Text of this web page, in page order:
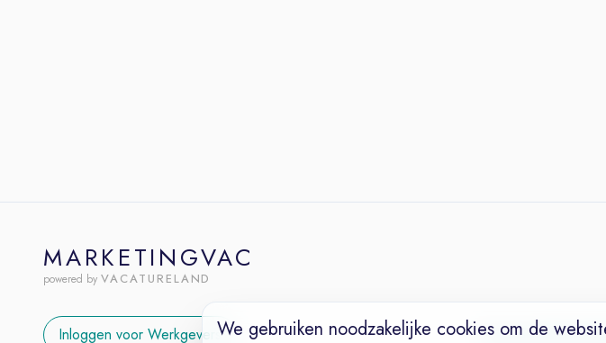
MARKETINGVAC
powered by VACATURELAND
Inloggen voor Werkgevers VacaturesNiches
We gebruiken noodzakelijke cookies om de